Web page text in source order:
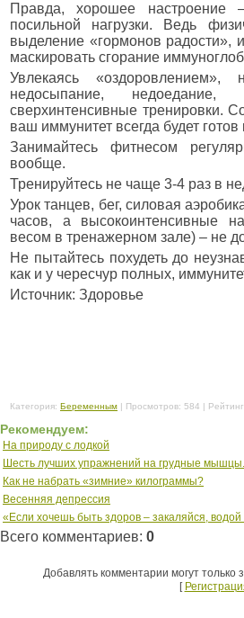
Правда, хорошее настроение
посильной нагрузки. Ведь
выделение «гормонов
маскировать сгорание
Увлекаясь
недосыпание,
сверхинтенсивные тренировки.
ваш иммунитет всегда будет готов
Занимайтесь фитнесом
вообще.
Тренируйтесь не чаще 3-4 раз в
Урок танцев, бег, силовая
часов, а высокоинтенсивные
весом в тренажерном зале) – не
Не пытайтесь похудеть до
как и у чересчур полных,
Источник: Здоровье
Категория: Беременным | Просмотров: 584 | Рейтинг
Рекомендуем:
На природу с лодкой
Шесть лучших упражнений на грудные мышцы.
Как не набрать «зимние» килограммы?
Весенняя депрессия
«Если хочешь быть здоров – закаляйся,
Всего комментариев: 0
Добавлять комментарии могут только
[